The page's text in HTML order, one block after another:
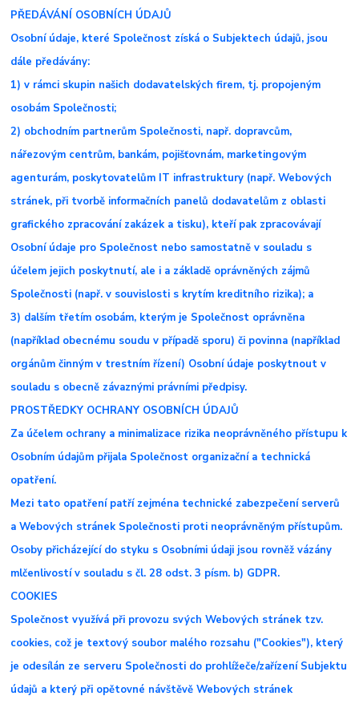
PŘEDÁVÁNÍ OSOBNÍCH ÚDAJŮ
Osobní údaje, které Společnost získá o Subjektech údajů, jsou
dále předávány:
1) v rámci skupin našich dodavatelských firem, tj. propojeným
osobám Společnosti;
2) obchodním partnerům Společnosti, např. dopravcům,
nářezovým centrům, bankám, pojišťovnám, marketingovým
agenturám, poskytovatelům IT infrastruktury (např. Webových
stránek, při tvorbě informačních panelů dodavatelům z oblasti
grafického zpracování zakázek a tisku), kteří pak zpracovávají
Osobní údaje pro Společnost nebo samostatně v souladu s
účelem jejich poskytnutí, ale i a základě oprávněných zájmů
Společnosti (např. v souvislosti s krytím kreditního rizika); a
3) dalším třetím osobám, kterým je Společnost oprávněna
(například obecnému soudu v případě sporu) či povinna (například
orgánům činným v trestním řízení) Osobní údaje poskytnout v
souladu s obecně závaznými právními předpisy.
PROSTŘEDKY OCHRANY OSOBNÍCH ÚDAJŮ
Za účelem ochrany a minimalizace rizika neoprávněného přístupu k
Osobním údajům přijala Společnost organizační a technická
opatření.
Mezi tato opatření patří zejména technické zabezpečení serverů
a Webových stránek Společnosti proti neoprávněným přístupům.
Osoby přicházející do styku s Osobními údaji jsou rovněž vázány
mlčenlivostí v souladu s čl. 28 odst. 3 písm. b) GDPR.
COOKIES
Společnost využívá při provozu svých Webových stránek tzv.
cookies, což je textový soubor malého rozsahu ("Cookies"), který
je odesílán ze serveru Společnosti do prohlížeče/zařízení Subjektu
údajů a který při opětovné návštěvě Webových stránek